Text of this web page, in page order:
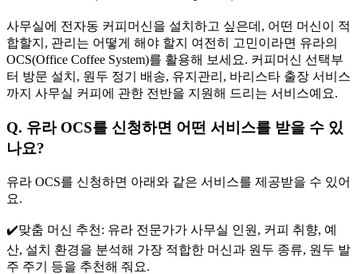
사무실에 전자동 커피머신을 설치하고 싶은데, 어떤 머신이 적
합할지, 관리는 어떻게 해야 할지 여전히 고민이라면 유라의
OCS(Office Coffee System)를 활용해 보세요. 커피머신 선택부
터 방문 설치, 원두 정기 배송, 유지관리, 바리스타 출장 서비스
까지 사무실 커피에 관한 전반을 지원해 드리는 서비스예요.
Q. 유라 OCS를 신청하면 어떤 서비스를 받을 수 있
나요?
유라 OCS를 신청하면 아래와 같은 서비스를 제공받을 수 있어
요.
✔️맞춤 머신 추천: 유라 전문가가 사무실 인원, 커피 취향, 예
산, 설치 환경을 분석해 가장 적합한 머신과 원두 종류, 원두 발
주 주기 등을 추천해 줘요.